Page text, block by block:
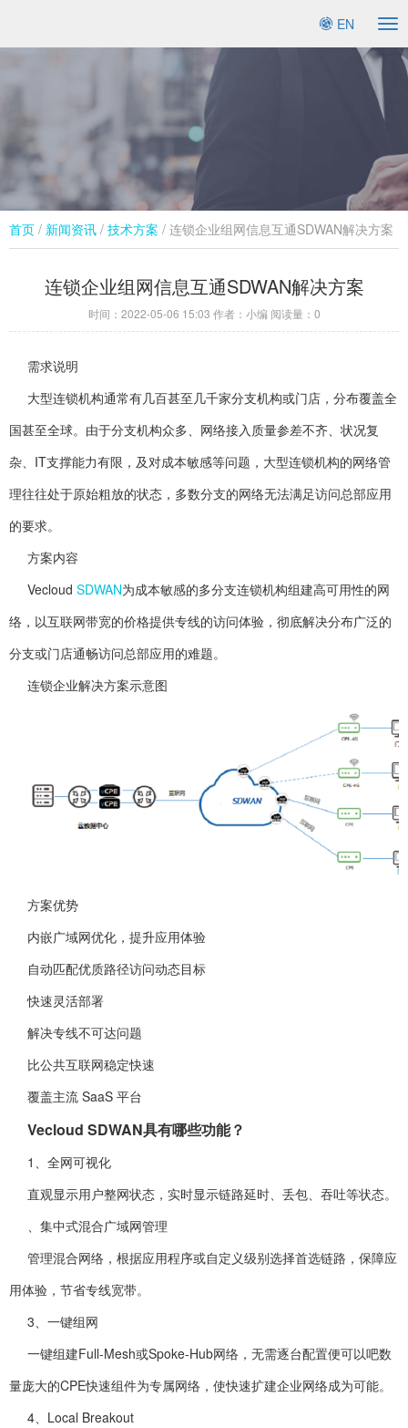
EN
首页 / 新闻资讯 / ​技术方案 / ​连锁企业组网信息互通SDWAN解决方案
​连锁企业组网信息互通SDWAN解决方案
时间： 2022-05-06 15:03 作者：小编 阅读量： 0
需求说明
大型连锁机构通常有几百甚至几千家分支机构或门店，分布覆盖全
国甚至全球。由于分支机构众多、网络接入质量参差不齐、状况复
杂、IT支撑能力有限，及对成本敏感等问题，大型连锁机构的网络管
理往往处于原始粗放的状态，多数分支的网络无法满足访问总部应用
的要求。
方案内容
Vecloud SDWAN为成本敏感的多分支连锁机构组建高可用性的网
络，以互联网带宽的价格提供专线的访问体验，彻底解决分布广泛的
分支或门店通畅访问总部应用的难题。
连锁企业解决方案示意图
方案优势
内嵌广域网优化，提升应用体验
自动匹配优质路径访问动态目标
快速灵活部署
解决专线不可达问题
比公共互联网稳定快速
覆盖主流 SaaS 平台
Vecloud SDWAN具有哪些功能？
1、全网可视化
直观显示用户整网状态，实时显示链路延时、丢包、吞吐等状态。
、集中式混合广域网管理
管理混合网络，根据应用程序或自定义级别选择首选链路，保障应
用体验，节省专线宽带。
3、一键组网
一键组建Full-Mesh或Spoke-Hub网络，无需逐台配置便可以吧数
量庞大的CPE快速组件为专属网络，使快速扩建企业网络成为可能。
4、Local Breakout